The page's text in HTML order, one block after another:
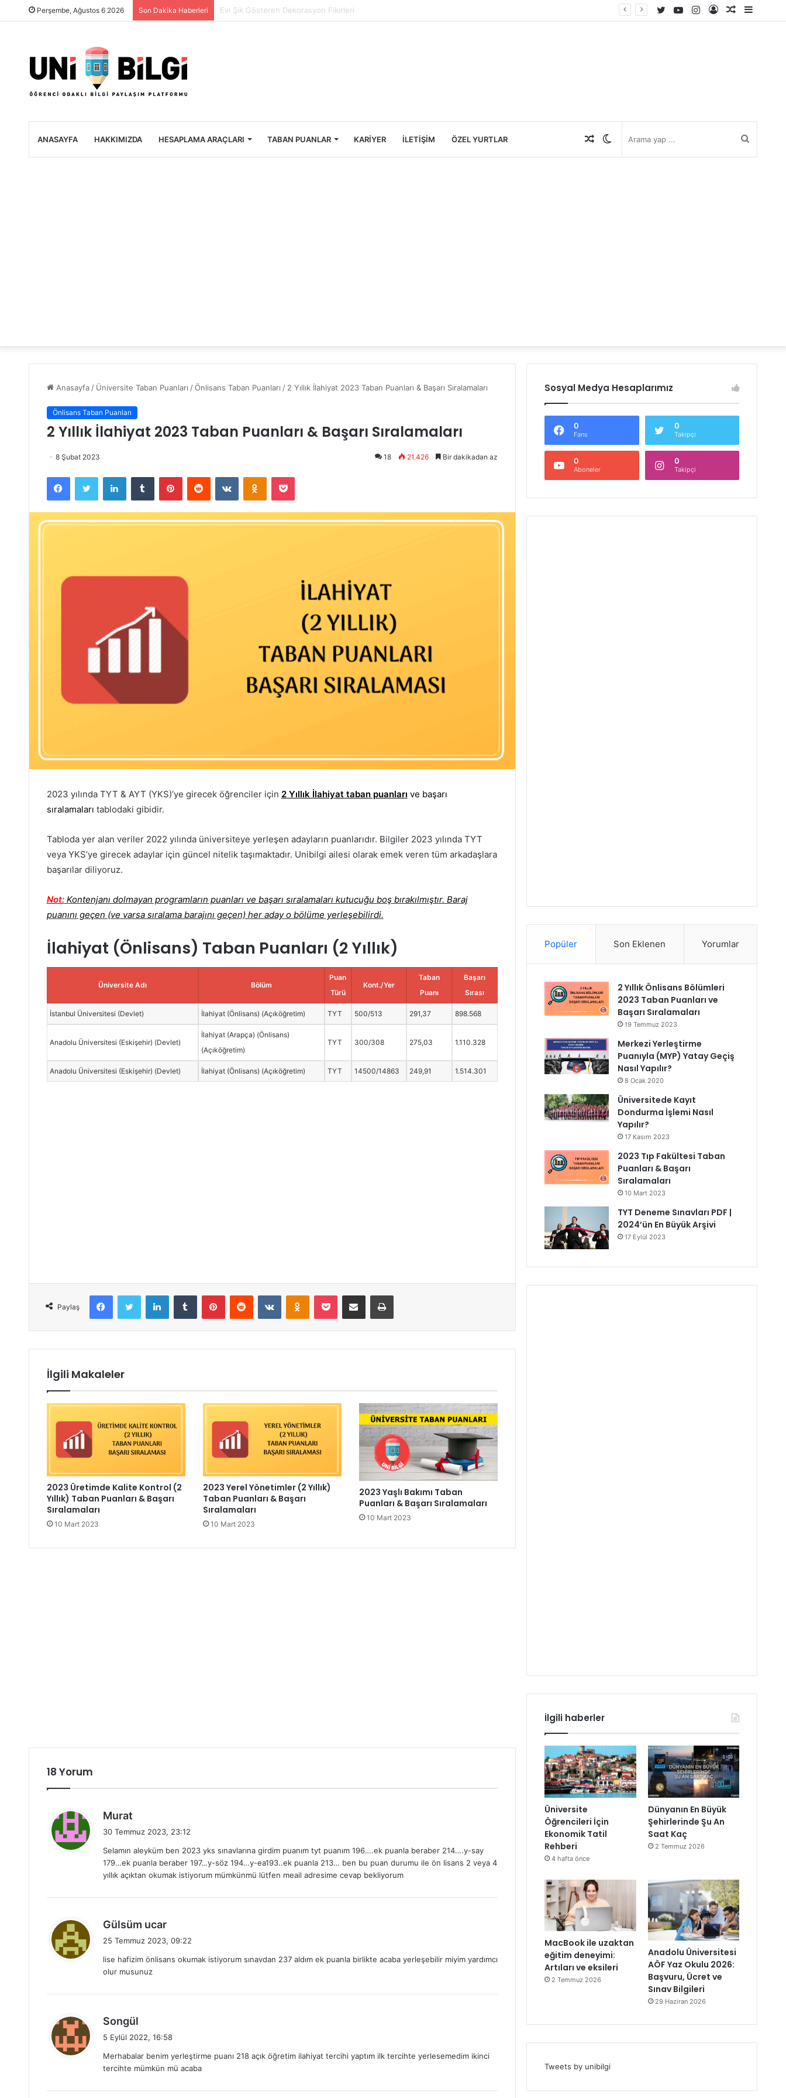
Perşembe, Ağustos 6 2026 Son Dakika Haberleri Üniversite Öğrencileri İçin Ekonomik Tatil Rehberi
Rastgele
Kayıt
Instagram
YouTube
Twitter
ANASAYFA HAKKIMIZDA HESAPLAMA ARAÇLARI TABAN PUANLAR KARIYER İLETIŞIM ÖZEL YURTLAR Rastgele
Anasayfa / Üniversite Taban Puanları / Önlisans Taban Puanları / 2 Yıllık İlahiyat 2023 Taban Puanları & Başarı Sıralamaları
Önlisans Taban Puanları
2 Yıllık İlahiyat 2023 Taban Puanları & Başarı Sıralamaları
8 Şubat 2023 18 21.426 Bir dakikadan az
Facebook Twitter LinkedIn Tumblr Pinterest Reddit VKontakte Odnoklassniki Pocket
2023 yılında TYT & AYT (YKS)’ye girecek öğrenciler için 2 Yıllık İlahiyat taban puanları ve başarı
sıralamaları tablodaki gibidir.
Tabloda yer alan veriler 2022 yılında üniversiteye yerleşen adayların puanlarıdır. Bilgiler 2023 yılında TYT
veya YKS’ye girecek adaylar için güncel nitelik taşımaktadır. Unibilgi ailesi olarak emek veren tüm arkadaşlara
başarılar diliyoruz.
Not: Kontenjanı dolmayan programların puanları ve başarı sıralamaları kutucuğu boş bırakılmıştır. Baraj
puanını geçen (ve varsa sıralama barajını geçen) her aday o bölüme yerleşebilirdi.
İlahiyat (Önlisans) Taban Puanları (2 Yıllık)
Üniversite Adı Bölüm
Puan
Türü
Kont./Yer
Taban
Puanı
Başarı
Sırası
İstanbul Üniversitesi (Devlet) İlahiyat (Önlisans) (Açıköğretim) TYT 500/513 291,37 898.568
Anadolu Üniversitesi (Eskişehir) (Devlet)
İlahiyat (Arapça) (Önlisans)
(Açıköğretim)
TYT 300/308 275,03 1.110.328
Anadolu Üniversitesi (Eskişehir) (Devlet) İlahiyat (Önlisans) (Açıköğretim) TYT 14500/14863 249,91 1.514.301
Paylaş
Facebook Twitter LinkedIn Tumblr Pinterest Reddit VKontakte Odnoklassniki Pocket E-Posta ile paylaş Yazdır
İlgili Makaleler
2023 Üretimde Kalite Kontrol (2
Yıllık) Taban Puanları & Başarı
Sıralamaları
10 Mart 2023
2023 Yerel Yönetimler (2 Yıllık)
Taban Puanları & Başarı
Sıralamaları
10 Mart 2023
2023 Yaşlı Bakımı Taban
Puanları & Başarı Sıralamaları
10 Mart 2023
18 Yorum
Murat
i
k
i
30 Temmuz 2023, 23:12
Selamın aleyküm ben 2023 yks sınavlarına girdim puanım tyt puanım 196….ek puanla beraber 214….y-say
179…ek puanla beraber 197…y-söz 194…y-ea193..ek puanla 213… ben bu puan durumu ile ön lisans 2 veya 4
yıllık açıktan okumak istiyorum mümkünmü lütfen meail adresime cevap bekliyorum
Gülsüm ucard
i
25 Temmuz 2023, 09:22
lise hafizim önlisans okumak istiyorum sınavdan 237 aldım ek puanla birlikte acaba yerleşebilir miyim yardımcı
olur musunuz
Songül
e
i
k
5 Eylül 2022, 16:58
Merhabalar benim yerleştirme puanı 218 açık öğretim ilahiyat tercihi yaptım ilk tercihte yerlesemedim ikinci
tercihte mümkün mü acaba
Sosyal Medya Hesaplarımız
0
Fans
0
Takipçi
0
Aboneler
0
Takipçi
Popüler Son Eklenen Yorumlar
2 Yıllık Önlisans Bölümleri
2023 Taban Puanları ve
Başarı Sıralamaları
19 Temmuz 2023
Merkezi Yerleştirme
Puanıyla (MYP) Yatay Geçiş
Nasıl Yapılır?
8 Ocak 2020
Üniversitede Kayıt
Dondurma İşlemi Nasıl
Yapılır?
17 Kasım 2023
2023 Tıp Fakültesi Taban
Puanları & Başarı
Sıralamaları
10 Mart 2023
TYT Deneme Sınavları PDF |
2024’ün En Büyük Arşivi
17 Eylül 2023
İlgili haberler
Üniversite
Öğrencileri İçin
Ekonomik Tatil
Rehberi
4 hafta önce
Dünyanın En Büyük
Şehirlerinde Şu An
Saat Kaç
2 Temmuz 2026
MacBook ile uzaktan
eğitim deneyimi:
Artıları ve eksileri
2 Temmuz 2026
Anadolu Üniversitesi
AÖF Yaz Okulu 2026:
Başvuru, Ücret ve
Sınav Bilgileri
29 Haziran 2026
Tweets by unibilgi